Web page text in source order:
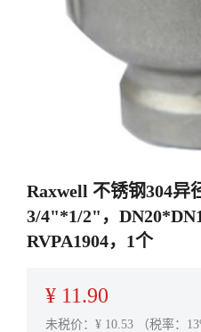
Raxwell 不锈钢304异
3/4"*1/2"，
RVPA1904，1个
¥ 11.90
未税价：¥ 10.53 （税率：